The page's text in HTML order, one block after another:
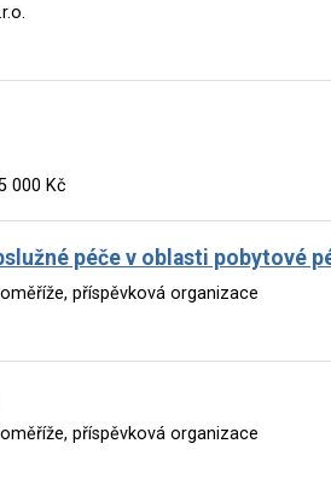
000 Kč
péče v oblasti pobytové
příspěvková organizace
příspěvková organizace